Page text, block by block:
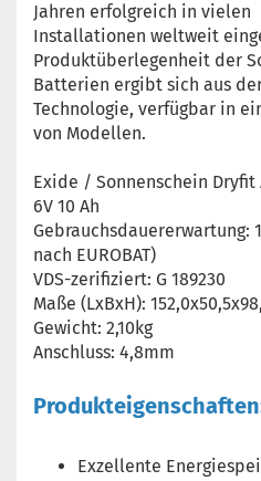
Jahren erfolgreich in vielen
Installationen weltweit
Produktüberlegenheit der
Batterien ergibt sich aus
Technologie, verfügbar in
von Modellen.
Exide / Sonnenschein Dryfit
6V 10 Ah
Gebrauchsdauererwartung:
nach EUROBAT)
VDS-zerifiziert: G 189230
Maße (LxBxH):
Gewicht: 2,10kg
Anschluss: 4,8mm
Exzellente